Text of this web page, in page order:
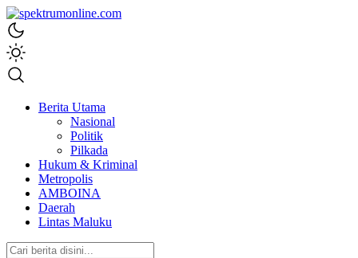
spektrumonline.com
Berita Utama
Nasional
Politik
Pilkada
Hukum & Kriminal
Metropolis
AMBOINA
Daerah
Lintas Maluku